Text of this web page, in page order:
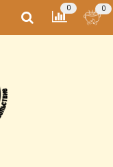
0 0